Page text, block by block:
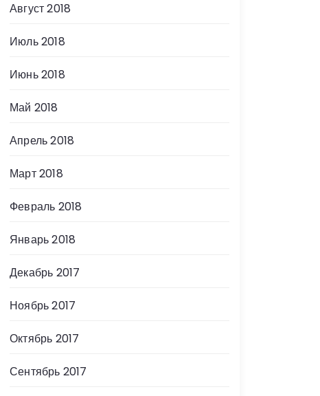
Август 2018
Июль 2018
Июнь 2018
Май 2018
Апрель 2018
Март 2018
Февраль 2018
Январь 2018
Декабрь 2017
Ноябрь 2017
Октябрь 2017
Сентябрь 2017